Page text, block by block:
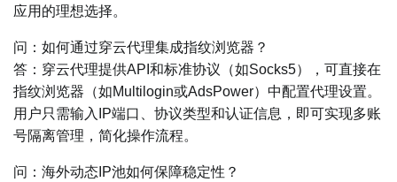
应用的理想选择。
问：如何通过穿云代理集成指纹浏览器？
答：穿云代理提供API和标准协议（如Socks5），可直接在
指纹浏览器（如Multilogin或AdsPower）中配置代理设置。
用户只需输入IP端口、协议类型和认证信息，即可实现多账
号隔离管理，简化操作流程。
问：海外动态IP池如何保障稳定性？